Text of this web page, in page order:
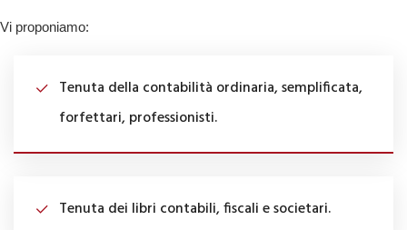
Vi proponiamo:
Tenuta della contabilità ordinaria, semplificata,
forfettari, professionisti.
Tenuta dei libri contabili, fiscali e societari.